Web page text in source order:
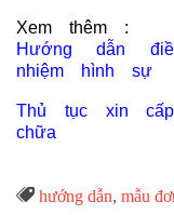
Xem thêm :
Hướng dẫn
nhiệm hình sự
Thủ tục xin
chữa
Từ
hướng dẫn, mẫu